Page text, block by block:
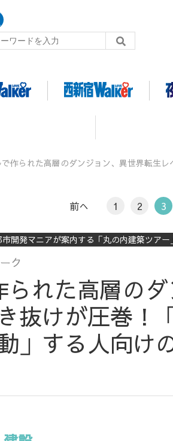
作られた高層のダンジョン、異世界転生
前へ 1 2 3
開発マニアが案内する「丸の内建築ツアー
ク
られた高層の
抜けが圧巻！
」する人向け